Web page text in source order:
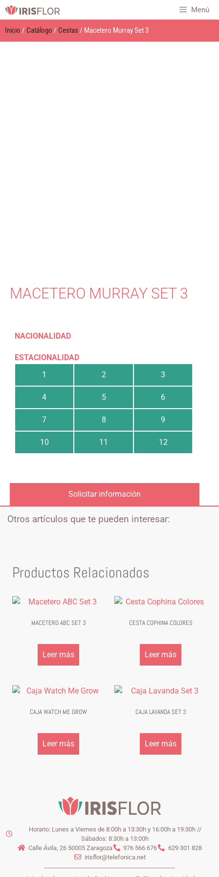
Menú
Inicio / Catálogo / Cestas / Macetero Murray Set 3
MACETERO MURRAY SET 3
NACIONALIDAD
ESTACIONALIDAD
1
2 3
4 5 6
7 8 9
10 11 12
Solicitar información
Otros artículos que te pueden interesar:
Productos Relacionados
MACETERO ABC SET 3
Leer más
CESTA COPHINA COLORES
Leer más
CAJA WATCH ME GROW
Leer más
CAJA LAVANDA SET 3
Leer más
Horario: Lunes a Viernes de 8:00h a 13:30h y 16:00h a 19:30h //
Sábados: 8:30h a 13:00h
Calle Ávila, 26 50005 Zaragoza
976 566 676
629 301 828
irisflor@telefonica.net